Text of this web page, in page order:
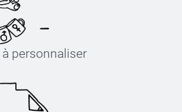
personnaliser